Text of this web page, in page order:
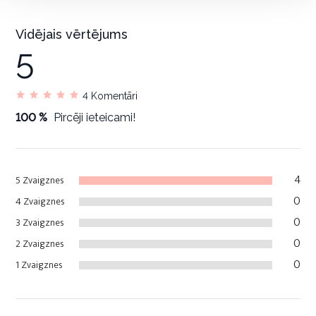
5 Zvaigznes 4
4 Zvaigznes 0
3 Zvaigznes 0
2 Zvaigznes 0
1 Zvaigznes 0
Vidējais vērtējums
5
4 Komentāri
100 % Pircēji ieteicami!